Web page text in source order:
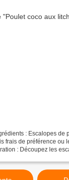
: Escalopes de
frais de préférence ou
: Découpez les